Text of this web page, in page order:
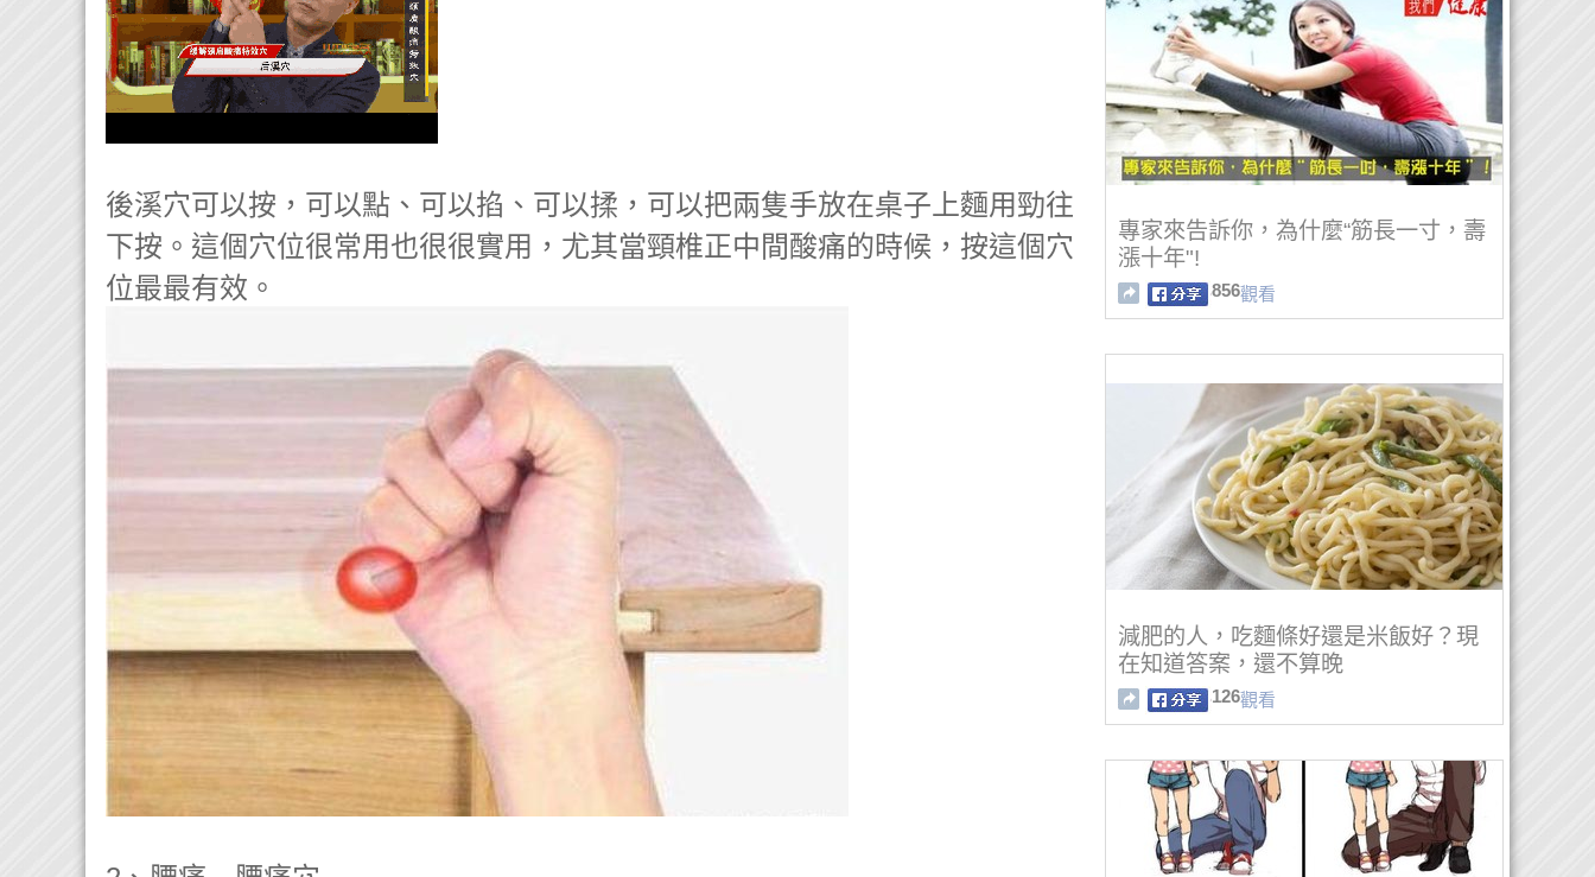
後溪穴可以按，可以點、可以掐、可以揉，可以把兩隻手放在桌子上麵用勁往
下按。這個穴位很常用也很很實用，尤其當頸椎正中間酸痛的時候，按這個穴
位最最有效。
專家來告訴你，為什麼“筋長一寸，壽
漲十年"!
856觀看
減肥的人，吃麵條好還是米飯好？現
在知道答案，還不算晚
126觀看